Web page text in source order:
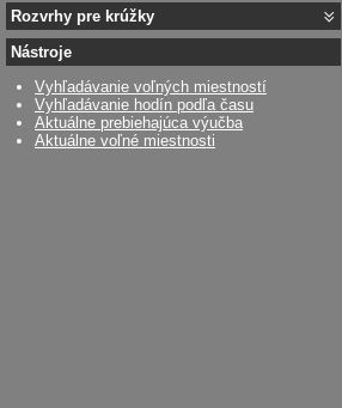
Rozvrhy pre krúžky
Nástroje
Vyhľadávanie voľných miestností
Vyhľadávanie hodín podľa času
Aktuálne prebiehajúca výučba
Aktuálne voľné miestnosti